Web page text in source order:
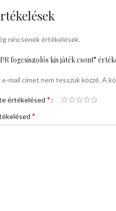
nincsenek értékelések.
fogcsiszolós kis játék csont”
e-mail címet nem tesszük közzé. A
értékelésed *
*